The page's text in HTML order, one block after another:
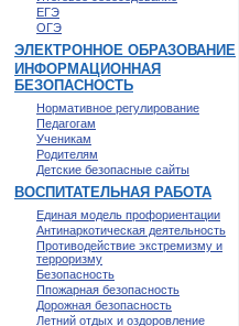
ЕГЭ
ОГЭ
ЭЛЕКТРОННОЕ ОБРАЗОВАНИЕ
ИНФОРМАЦИОННАЯ
БЕЗОПАСНОСТЬ
Нормативное регулирование
Педагогам
Ученикам
Родителям
Детские безопасные сайты
ВОСПИТАТЕЛЬНАЯ РАБОТА
Единая модель профориентации
Антинаркотическая деятельность
Противодействие экстремизму и
терроризму
Безопасность
Ппожарная безопасность
Дорожная безопасность
Летний отдых и оздоровление